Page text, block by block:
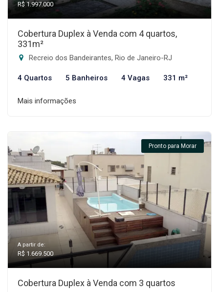
R$ 1.997.000
Cobertura Duplex à Venda com 4 quartos,
331m²
Recreio dos Bandeirantes, Rio de Janeiro-RJ
4 Quartos 5 Banheiros 4 Vagas 331 m²
Mais informações
Pronto para Morar
A partir de:
R$ 1.669.500
Cobertura Duplex à Venda com 3 quartos